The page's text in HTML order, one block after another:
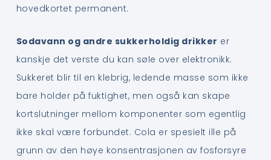
hovedkortet permanent.
Sodavann og andre sukkerholdig drikker er
kanskje det verste du kan søle over elektronikk.
Sukkeret blir til en klebrig, ledende masse som ikke
bare holder på fuktighet, men også kan skape
kortslutninger mellom komponenter som egentlig
ikke skal være forbundet. Cola er spesielt ille på
grunn av den høye konsentrasjonen av fosforsyre